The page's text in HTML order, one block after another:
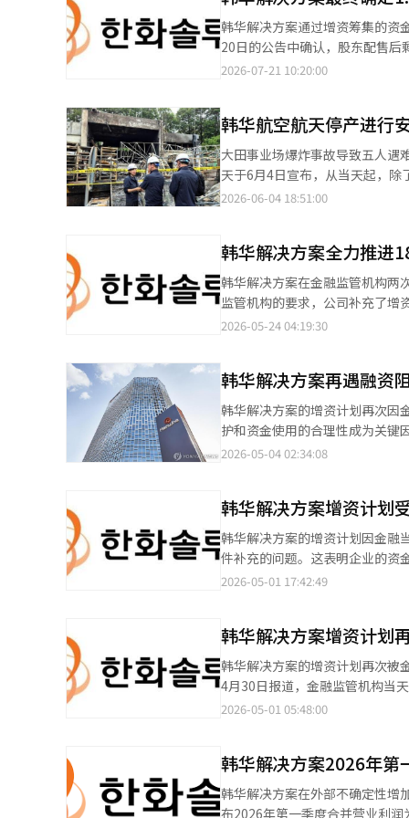
务官李在彬表示：“预计第三季
动，可再生能源部门的业绩将保持稳健。” 此外，韩华解决方案于15日与韩华系统签
同，正式启动了太空太阳能技
韩华解决方案通过增资筹集的资金规
20日的公告中确认，股东配售后剩余股份
两次更正要求后提出的初始发行
至1.7万亿韩元，随后由于股价下跌，最终筹集金额
通过在美国当地的流动性保障等方式进行自筹解决。 另一方面，近期
环境也在恶化。由于股东价值稀
足够的资金的情况屡见不鲜。※
2026-07-21 10:20:00
韩华航空航天停产进行
大田事业场爆炸事故导致五人遇难
天于6月4日宣布，从当天起，
续两天，至6月5日结束。 此次检查的对象包括大田、忠北保恩、全南丽水等生产推进剂和引信的事业场，以及生产
上消除类似大田事业场事故的风险，优先确保
了应对事故后引发的安全管理争
为3.5亿韩元，占总营业额（11
51.4%。 韩华航空航天将对各事业场的火灾、爆炸风险因素、重大事故风险因素、不安全状态及设施、风险评估结
果、国内外事故案例等进行综合
查，包括个人防护装备的穿戴情
和废火药的管理情况，并进行假设紧急情况的应对训练。 此外，
扩大推进剂生产和处理工序的无人自动化，甚至
培训。各事业场将分享国内外类
备。 韩华航空航天相关人士表示：“此次综合安全检查的目的是从事故的源头重新进行检查。” 与此同时，韩华集
业场进行环境和安全的精细检
2026-06-04 18:51:00
韩华解决方案全力推进
韩华解决方案在金融监管机构两
监管机构的要求，公司补充了增
消息，韩华解决方案于14日提交的证券申报书将于30日生效
24000亿韩元减少至18114亿韩元，但
的第三份证券申报书中，增资
设施资金，9067亿韩元将用于
模的缩减被认为是困难的。母公
外，针对金融监督院的指摘，
增加至1260页。 作为增资外的额外资金筹措方式，公司还考虑出售部分持有的韩华影响和韩华酒店及度假村的股
份。通过这一方式，计划在今年第三季度之前获
(负面)”降至“A+”以下，将因公
成本上升，同时将合并负债率降低至150%以下的措施之一。
实现销售额33万亿韩元，营业利润2.9万亿韩元的目标。 投资银行
得通过，但也有观点认为部分小股东
是为了保护投资者而审查证券申
资程序将无法进行，因此如果申报书被拒绝
股东要求公司通过出售子公司韩
些股份，现金也不会直接流入
2026-05-24 04:19:30
韩华解决方案再遇融资
韩华解决方案的增资计划再次因
护和资金使用的合理性成为关键
提交的增资相关证券申报书进行
规模缩减至1.8万亿韩元重新申
决方案持有的价值5万亿韩元的
途和财务改善效果，同时提出保
方增资，但外部投资者需求不足
金融监管机构的修正要求，准备
2026-05-04 02:34:08
韩华解决方案增资计划
韩华解决方案的增资计划因金融
件补充的问题。这表明企业的
充资本的基本手段，尤其是为了
色不同，监管负责信息透明和形
基本条件尚未具备。企业从中应
与投资者的沟通必不可少，增
理调整折扣率、明确资金使用
资金筹措功能。通过一致标准和
种未来的故事。韩华解决方案的
提高透明度，当局需明确标准
将停止，而信任始于解释。※ 本
2026-05-01 17:42:49
韩华解决方案增资计划
韩华解决方案的增资计划再次被
4月30日报道，金融监管机构当
求。由于申报书未被受理，其效
式问题，还涉及市场对资金筹措
致股东反对声音增大。业内分析
问题受到更严格的审视。一位
2026-05-01 05:48:00
韩华解决方案2026年第
韩华解决方案在外部不确定性增
布2026年第一季度合并营业利